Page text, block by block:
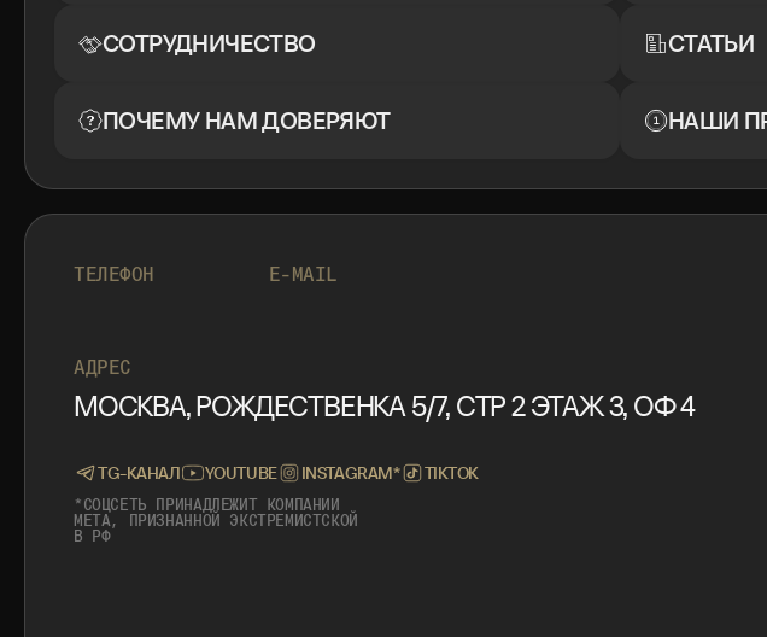
СОТРУДНИЧЕСТВО
ПОЧЕМУ НАМ ДОВЕРЯЮТ
СТАТЬИ
НАШИ
ТЕЛЕФОН E-MAIL
АДРЕС
МОСКВА, РОЖДЕСТВЕНКА 5/7, СТР 2 ЭТАЖ 3, ОФ 4
TG-КАНАЛ YOUTUBE INSTAGRAM* TIKTOK
*СОЦСЕТЬ ПРИНАДЛЕЖИТ КОМПАНИИ
META, ПРИЗНАННОЙ ЭКСТРЕМИСТСКОЙ
В РФ